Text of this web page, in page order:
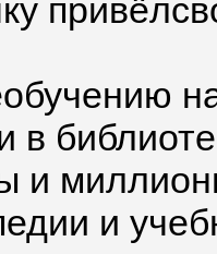
в
и
и